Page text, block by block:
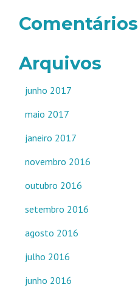
Comentários
Arquivos
junho 2017
maio 2017
janeiro 2017
novembro 2016
outubro 2016
setembro 2016
agosto 2016
julho 2016
junho 2016